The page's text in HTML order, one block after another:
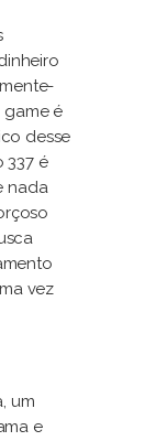
game é
desse
337 é
nada
vez
um
e